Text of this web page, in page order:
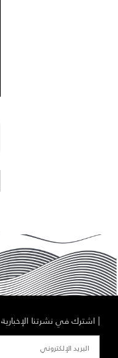
| اشترك في نشرتنا الإخبارية